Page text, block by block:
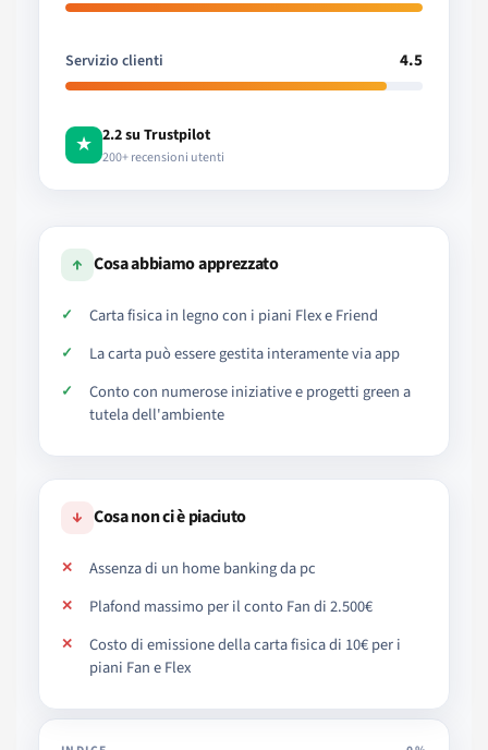
Servizio clienti 4.5
★ 2.2 su Trustpilot
200+ recensioni utenti
↑ Cosa abbiamo apprezzato
Carta fisica in legno con i piani Flex e Friend
La carta può essere gestita interamente via app
Conto con numerose iniziative e progetti green a
tutela dell'ambiente
↓ Cosa non ci è piaciuto
Assenza di un home banking da pc
Plafond massimo per il conto Fan di 2.500€
Costo di emissione della carta fisica di 10€ per i
piani Fan e Flex